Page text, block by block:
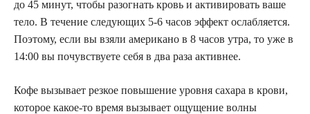
до 45 минут, чтобы разогнать кровь и активировать ваше
тело. В течение следующих 5-6 часов эффект ослабляется.
Поэтому, если вы взяли американо в 8 часов утра, то уже в
14:00 вы почувствуете себя в два раза активнее.
Кофе вызывает резкое повышение уровня сахара в крови,
которое какое-то время вызывает ощущение волны